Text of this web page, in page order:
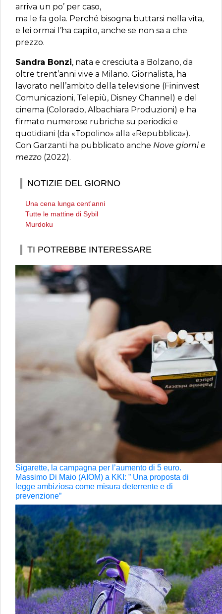
arriva un po’ per caso,
ma le fa gola. Perché bisogna buttarsi nella vita,
e lei ormai l’ha capito, anche se non sa a che
prezzo.
Sandra Bonzi, nata e cresciuta a Bolzano, da
oltre trent’anni vive a Milano. Giornalista, ha
lavorato nell’ambito della televisione (Fininvest
Comunicazioni, Telepiù, Disney Channel) e del
cinema (Colorado, Albachiara Produzioni) e ha
firmato numerose rubriche su periodici e
quotidiani (da «Topolino» alla «Repubblica»).
Con Garzanti ha pubblicato anche Nove giorni e
mezzo (2022).
NOTIZIE DEL GIORNO
Una cena lunga cent'anni
Tutte le mattine di Sybil
Murdoku
TI POTREBBE INTERESSARE
Sigarette, la campagna per l’aumento di 5 euro.
Massimo Di Maio (AIOM) a KKI: ” Una proposta di
legge ambiziosa come misura deterrente e di
prevenzione”